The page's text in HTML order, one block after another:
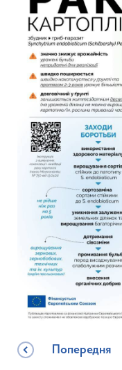
Попередня